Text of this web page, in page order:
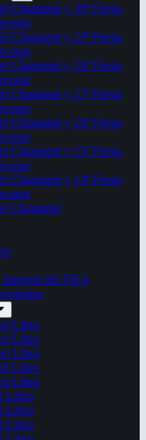
Chamamé y 20ª Fiesta
Chamamé y 19ª Fiesta
Chamamé y 18ª Fiesta
Chamamé y 17ª Fiesta
Chamamé y 16ª Fiesta
Chamamé y 15ª Fiesta
Chamamé y 14ª Fiesta
Chamamé
Integral del NEA
Libro
Libro
Libro
Libro
Libro
Libro
Libro
Libro